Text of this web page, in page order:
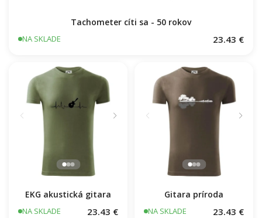
Tachometer cíti sa - 50 rokov
NA SKLADE 23.43 €
EKG akustická gitara
NA SKLADE 23.43 €
Gitara príroda
NA SKLADE 23.43 €